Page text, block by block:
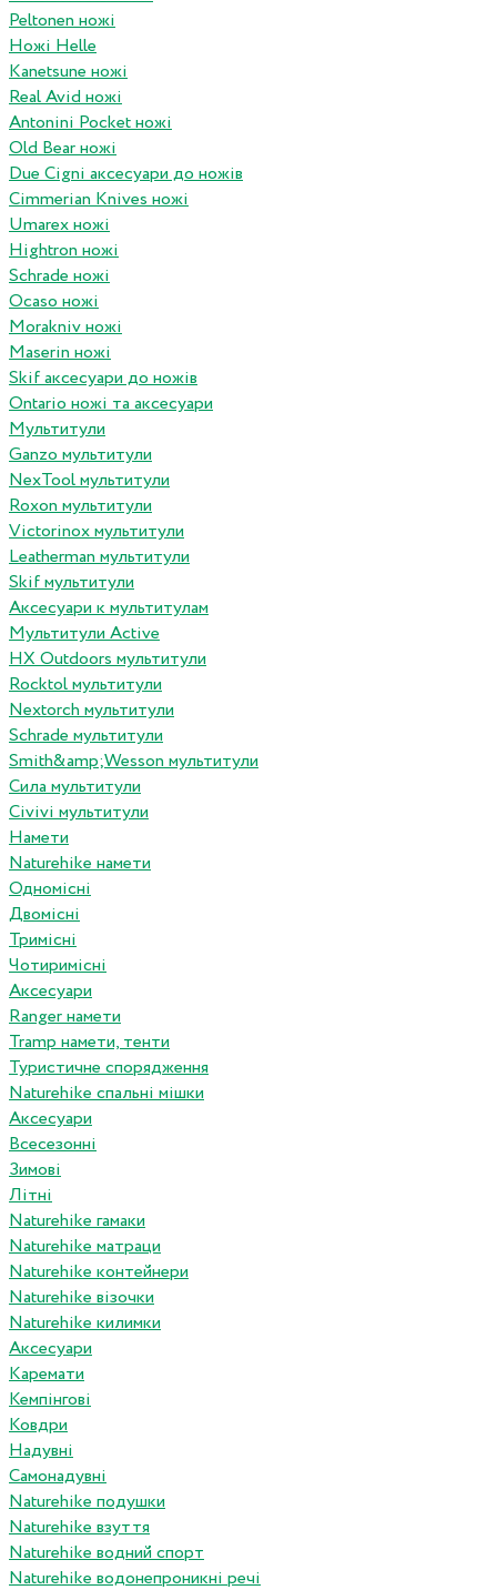
Peltonen ножі
Ножі Helle
Kanetsune ножі
Real Avid ножі
Antonini Pocket ножі
Old Bear ножі
Due Cigni аксесуари до ножів
Cimmerian Knives ножі
Umarex ножі
Hightron ножі
Schrade ножі
Ocaso ножі
Morakniv ножі
Maserin ножі
Skif аксесуари до ножів
Ontario ножі та аксесуари
Мультитули
Ganzo мультитули
NexTool мультитули
Roxon мультитули
Victorinox мультитули
Leatherman мультитули
Skif мультитули
Аксесуари к мультитулам
Мультитули Active
HX Outdoors мультитули
Rocktol мультитули
Nextorch мультитули
Schrade мультитули
Smith&amp;Wesson мультитули
Сила мультитули
Civivi мультитули
Намети
Naturehike намети
Одномісні
Двомісні
Тримісні
Чотиримісні
Аксесуари
Ranger намети
Tramp намети, тенти
Туристичне спорядження
Naturehike спальні мішки
Аксесуари
Всесезонні
Зимові
Літні
Naturehike гамаки
Naturehike матраци
Naturehike контейнери
Naturehike візочки
Naturehike килимки
Аксесуари
Каремати
Кемпінгові
Ковдри
Надувні
Самонадувні
Naturehike подушки
Naturehike взуття
Naturehike водний спорт
Naturehike водонепроникні речі